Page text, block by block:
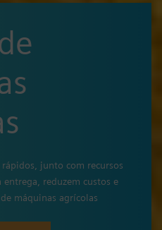
junto com recursos
reduzem custos e
máquinas agrícolas